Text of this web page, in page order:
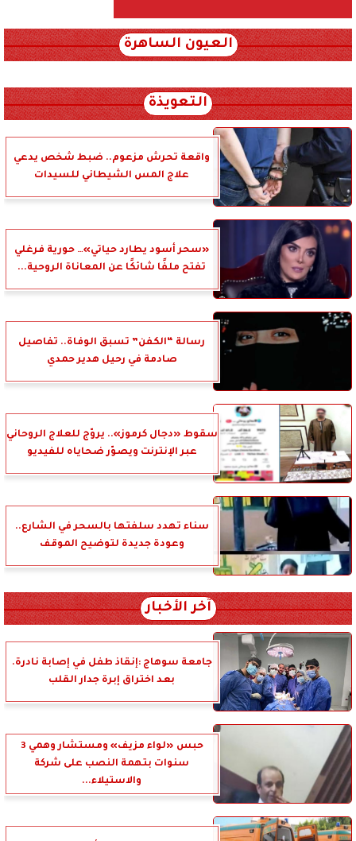
العيون الساهرة
التعويذة
واقعة تحرش مزعوم.. ضبط شخص يدعي
علاج المس الشيطاني للسيدات
«سحر أسود يطارد حياتي»… حورية فرغلي
تفتح ملفًا شائكًا عن المعاناة الروحية...
رسالة “الكفن” تسبق الوفاة.. تفاصيل
صادمة في رحيل هدير حمدي
سقوط «دجال كرموز».. يروّج للعلاج الروحاني
عبر الإنترنت ويصوّر ضحاياه للفيديو
سناء تهدد سلفتها بالسحر في الشارع..
وعودة جديدة لتوضيح الموقف
آخر الأخبار
جامعة سوهاج :إنقاذ طفل في إصابة نادرة.
بعد اختراق إبرة جدار القلب
حبس «لواء مزيف» ومستشار وهمي 3
سنوات بتهمة النصب على شركة
والاستيلاء...